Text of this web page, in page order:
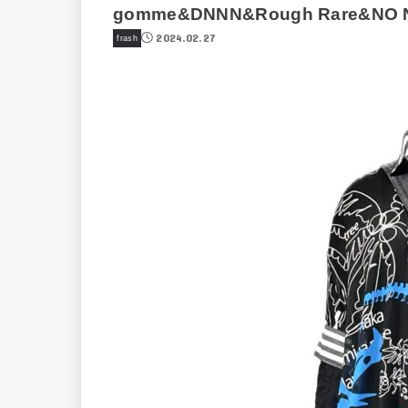
gomme&DNNN&Rough Rare&NO
frash 2024.02.27